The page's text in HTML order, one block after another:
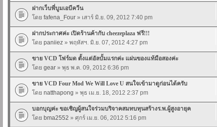
ฝากเว็บพี่บูมเอบีควีน
โดย fafena_Four » เสาร์ มิ.ย. 09, 2012 7:40 pm
ฝากประกาศค่ะ เปิดร้านค้ากับ cheezeplaza ฟรี!!!
โดย paniiez » พฤหัสฯ. มิ.ย. 07, 2012 4:27 pm
ขาย VCD โฟร์มด ตั้งแต่อัลบั้มแรกค่ะ แผ่นของแท้มือสองค่ะ
โดย gear » พุธ พ.ค. 09, 2012 6:36 pm
ขาย VCD Four Mod We Will Love U สนใจเข้ามาดูก่อนได้ครับ
โดย natthapong » พุธ เม.ย. 18, 2012 2:37 pm
บอกบุญค่ะ ขอเชิญผู้สนใจร่วมบริจาคสมทบทุนสร้างร.พ.ผู้สูงอายุค
โดย bma2552 » ศุกร์ เม.ย. 06, 2012 5:16 pm